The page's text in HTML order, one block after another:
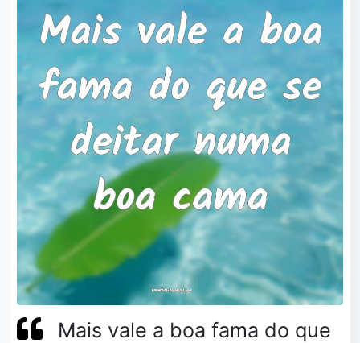
Mais vale a boa fama do que